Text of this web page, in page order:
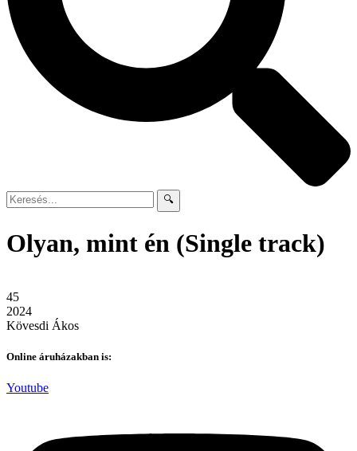
🔍
Olyan, mint én (Single track)
45
2024
Kövesdi Ákos
Online áruházakban is:
Youtube